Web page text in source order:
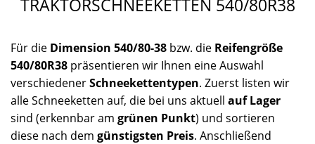
TRAKTORSCHNEEKETTEN 540/80R38
Für die Dimension 540/80-38 bzw. die Reifengröße
540/80R38 präsentieren wir Ihnen eine Auswahl
verschiedenerSchneekettentypen. Zuerst listen wir
alle Schneeketten auf, die bei uns aktuell auf Lager
sind (erkennbar am grünen Punkt) und sortieren
diese nach dem günstigsten Preis. Anschließend